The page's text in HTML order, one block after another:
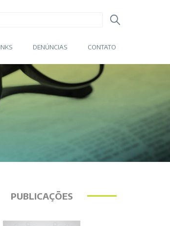
DENÚNCIAS CONTATO
PUBLICAÇÕES